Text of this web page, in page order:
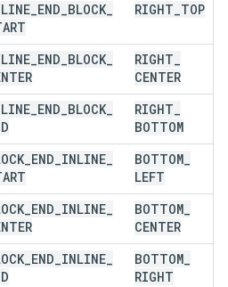
END BLOCK RIGHT TOP
END BLOCK RIGHT
CENTER
END BLOCK RIGHT
BOTTOM
END INLINE BOTTOM
LEFT
END INLINE BOTTOM
CENTER
END INLINE BOTTOM
RIGHT